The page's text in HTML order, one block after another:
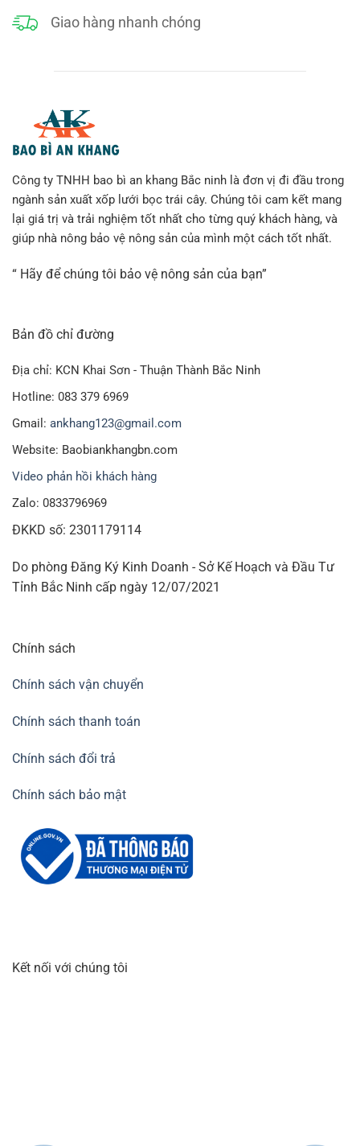
Giao hàng nhanh chóng
Công ty TNHH bao bì an khang Bắc ninh là đơn vị đi đầu trong
ngành sản xuất xốp lưới bọc trái cây. Chúng tôi cam kết mang
lại giá trị và trải nghiệm tốt nhất cho từng quý khách hàng, và
giúp nhà nông bảo vệ nông sản của mình một cách tốt nhất.
“ Hãy để chúng tôi bảo vệ nông sản của bạn”
Bản đồ chỉ đường
Địa chỉ: KCN Khai Sơn - Thuận Thành Bắc Ninh
Hotline: 083 379 6969
Gmail: ankhang123@gmail.com
Website: Baobiankhangbn.com
Video phản hồi khách hàng
Zalo: 0833796969
ĐKKD số: 2301179114
Do phòng Đăng Ký Kinh Doanh - Sở Kế Hoạch và Đầu Tư
Tỉnh Bắc Ninh cấp ngày 12/07/2021
Chính sách
Chính sách vận chuyển
Chính sách thanh toán
Chính sách đổi trả
Chính sách bảo mật
Kết nối với chúng tôi